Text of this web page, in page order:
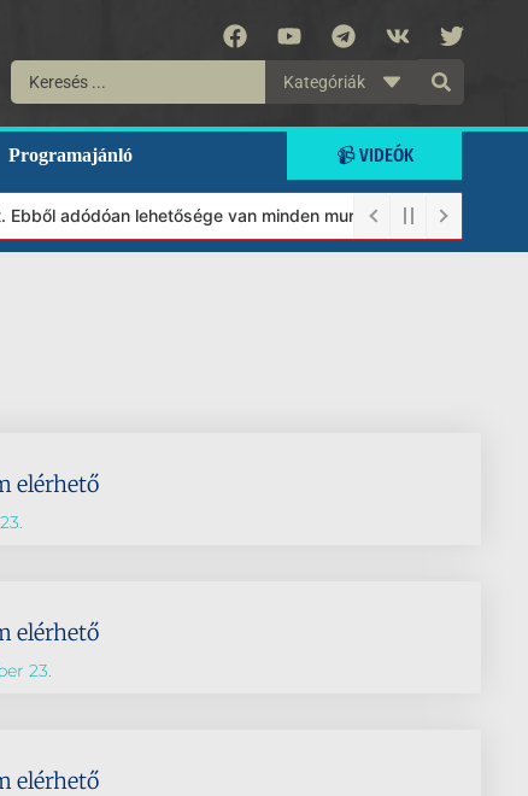
Kategóriák
Programajánló 📹 VIDEÓK
adódóan lehetősége van minden munkánkat segíteni
elérhető
elérhető
23.
elérhető